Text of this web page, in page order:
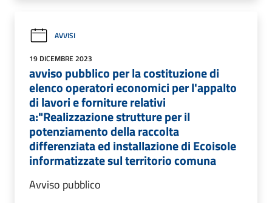
AVVISI
19 DICEMBRE 2023
avviso pubblico per la costituzione di
elenco operatori economici per l'appalto
di lavori e forniture relativi
a:"Realizzazione strutture per il
potenziamento della raccolta
differenziata ed installazione di Ecoisole
informatizzate sul territorio comuna
Avviso pubblico